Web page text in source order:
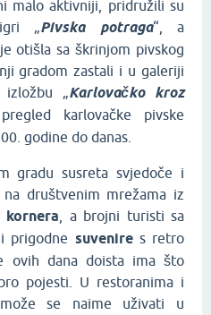
malo aktivniji, pridružili su
„ Pivska potraga“, a
otišla sa škrinjom pivskog
gradom zastali i u galeriji
„ Karlovačko kroz
karlovačke pivske
godine do danas.
gradu susreta svjedoče i
društvenim mrežama iz
, a brojni turisti sa
prigodne suvenires retro
ovih dana doista ima što
pojesti. U restoranima i
se naime uživati u